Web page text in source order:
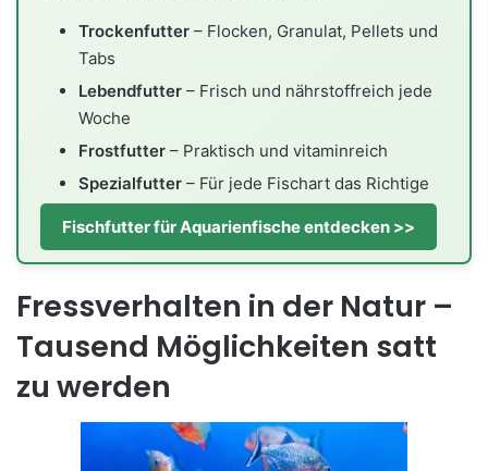
Trockenfutter – Flocken, Granulat, Pellets und
Tabs
Lebendfutter – Frisch und nährstoffreich jede
Woche
Frostfutter – Praktisch und vitaminreich
Spezialfutter – Für jede Fischart das Richtige
Fischfutter für Aquarienfische entdecken >>
Fressverhalten in der Natur –
Tausend Möglichkeiten satt
zu werden